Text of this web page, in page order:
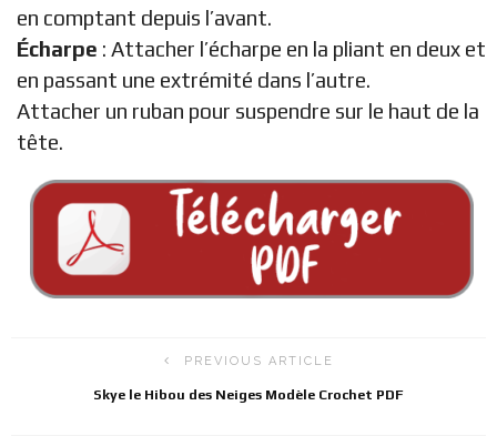
en comptant depuis l’avant.
Écharpe : Attacher l’écharpe en la pliant en deux et
en passant une extrémité dans l’autre.
Attacher un ruban pour suspendre sur le haut de la
tête.
PREVIOUS ARTICLE
Skye le Hibou des Neiges Modèle Crochet PDF